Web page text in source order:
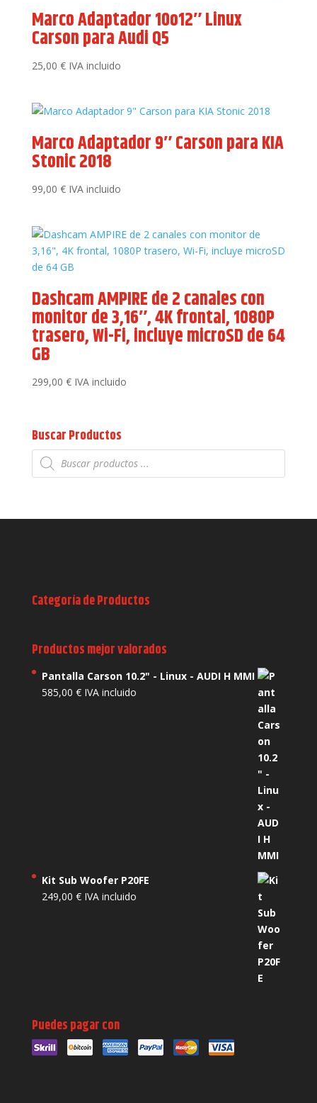
Marco Adaptador 10o12″ Linux
Carson para Audi Q5
25,00 € IVA incluido
Marco Adaptador 9″ Carson para KIA
Stonic 2018
99,00 € IVA incluido
Dashcam AMPIRE de 2 canales con
monitor de 3,16″, 4K frontal, 1080P
trasero, Wi-Fi, incluye microSD de 64
GB
299,00 € IVA incluido
Buscar Productos
Búsqueda
de
productos
Categoría de Productos
Productos mejor valorados
Pantalla Carson 10.2" - Linux - AUDI H MMI
585,00 € IVA incluido
Kit Sub Woofer P20FE
249,00 € IVA incluido
Puedes pagar con